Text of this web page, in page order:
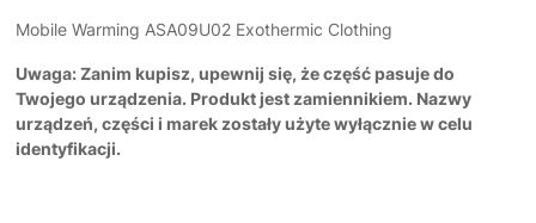
Mobile Warming ASA09U02 Exothermic Clothing
Uwaga: Zanim kupisz, upewnij się, że część pasuje do
Twojego urządzenia. Produkt jest zamiennikiem. Nazwy
urządzeń, części i marek zostały użyte wyłącznie w celu
identyfikacji.